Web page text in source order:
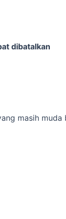
dibatalkan
masih muda